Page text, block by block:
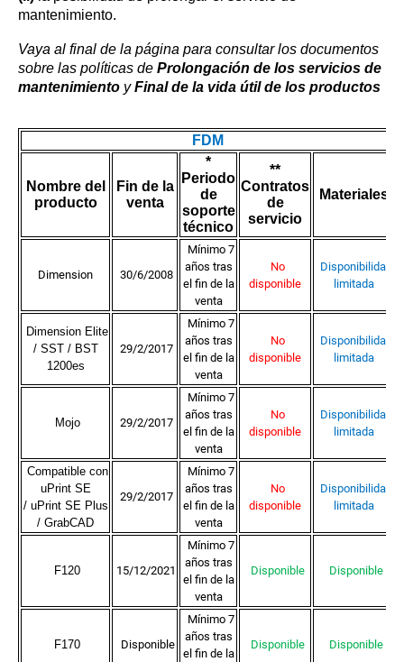
mantenimiento.
Vaya al final de la página para consultar los documentos
sobre las políticas de Prolongación de los servicios de
mantenimiento yFinal de la vida útil de los productos
FDM
Nombre del
producto
Fin de la
venta
*
Periodo
de
soporte
técnico
**
Contratos
de
servicio
Materiales
Dimension 30/6/2008
Mínimo 7
años tras
el fin de la
venta
No
disponible
Disponibilidad
limitada
Dimension Elite
/ SST / BST
1200es
29/2/2017
Mínimo 7
años tras
el fin de la
venta
No
disponible
Disponibilidad
limitada
Mojo 29/2/2017
Mínimo 7
años tras
el fin de la
venta
No
disponible
Disponibilidad
limitada
Compatible con
uPrint SE
/uPrint SE Plus
/ GrabCAD
29/2/2017
Mínimo 7
años tras
el fin de la
venta
No
disponible
Disponibilidad
limitada
F120 15/12/2021
Mínimo 7
años tras
el fin de la
venta
Disponible Disponible
F170 Disponible
Mínimo 7
años tras
el fin de la
Disponible Disponible